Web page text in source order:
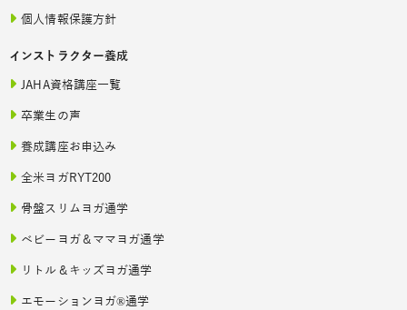
個人情報保護方針
インストラクター養成
JAHA資格講座一覧
卒業生の声
養成講座お申込み
全米ヨガRYT200
骨盤スリムヨガ通学
ベビーヨガ＆ママヨガ通学
リトル＆キッズヨガ通学
エモーションヨガ®通学